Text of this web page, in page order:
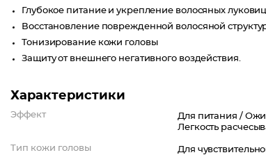
Глубокое питание и укрепление волосяных луковиц
Восстановление поврежденной волосяной
Тонизирование кожи головы
Защиту от внешнего негативного воздействия.
Характеристики
Эффект Для питания /
Легкость
Тип кожи головы Для